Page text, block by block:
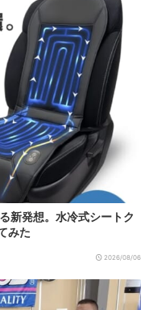
新発想。水冷式シートク
みた
2026/08/06